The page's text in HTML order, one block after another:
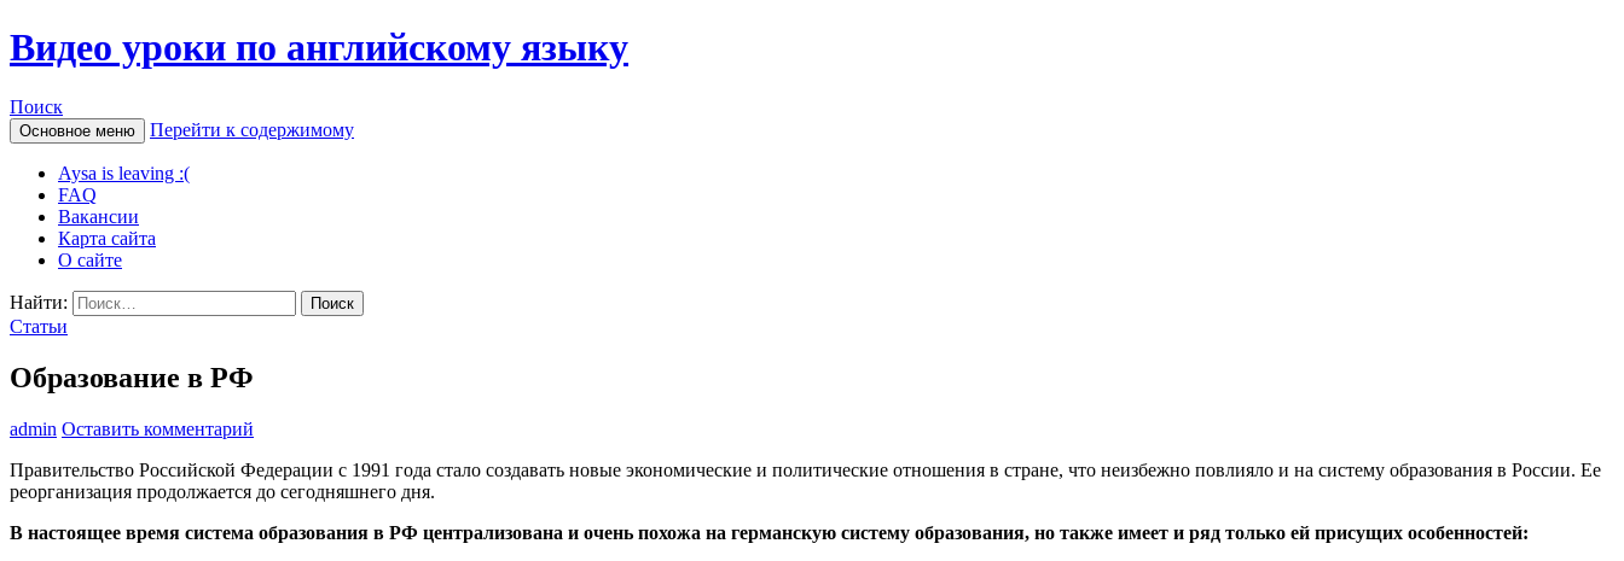
Видео уроки по английскому языку
Поиск
Основное меню Перейти к содержимому
Aysa is leaving :(
FAQ
Вакансии
Карта сайта
О сайте
Найти:
Статьи
Образование в РФ
admin Оставить комментарий
Правительство Российской Федерации с 1991 года стало создавать новые экономические и политические отношения в стране, что неизбежно повлияло и на систему образования в России. Ее
реорганизация продолжается до сегодняшнего дня.
В настоящее время система образования в РФ централизована и очень похожа на германскую систему образования, но также имеет и ряд только ей присущих особенностей: